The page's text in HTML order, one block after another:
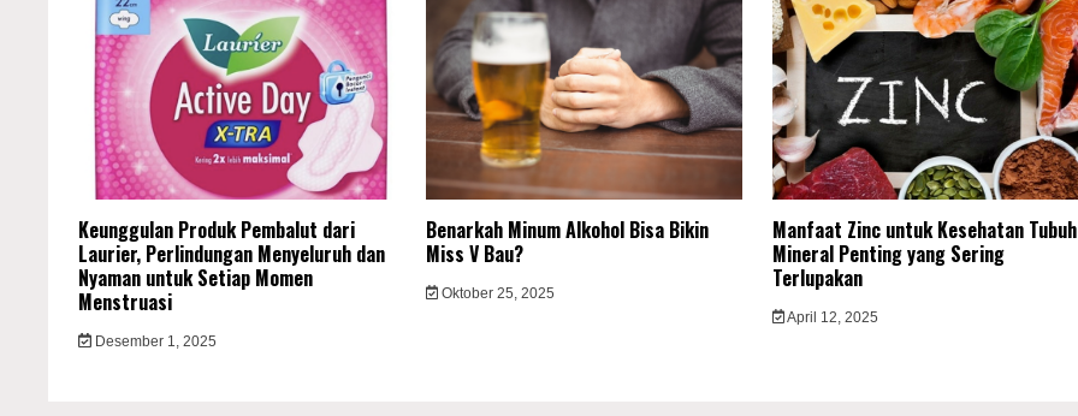
Keunggulan Produk Pembalut dari
Laurier, Perlindungan Menyeluruh dan
Nyaman untuk Setiap Momen
Menstruasi
Desember 1, 2025
Benarkah Minum Alkohol Bisa Bikin
Miss V Bau?
Oktober 25, 2025
Manfaat Zinc untuk Kesehatan
Mineral Penting yang Sering
Terlupakan
April 12, 2025